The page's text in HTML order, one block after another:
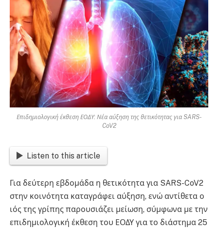
Επιδημιολογική έκθεση ΕΟΔΥ: Νέα αύξηση της θετικότητας για SARS-
CoV2
Listen to this article
Για δεύτερη εβδομάδα η θετικότητα για SARS-CoV2
στην κοινότητα καταγράφει αύξηση, ενώ αντίθετα ο
ιός της γρίπης παρουσιάζει μείωση, σύμφωνα με την
επιδημιολογική έκθεση του ΕΟΔΥ για το διάστημα 25